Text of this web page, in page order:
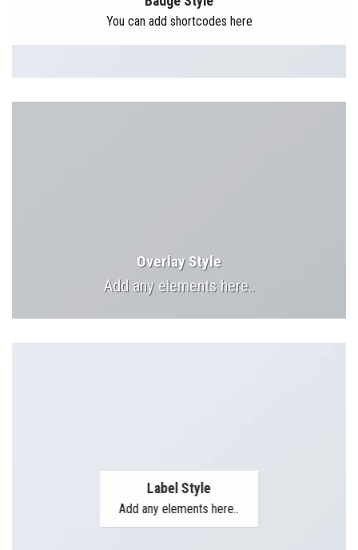
You can add shortcodes here
Overlay Style
Add any elements here..
Label Style
Add any elements here..